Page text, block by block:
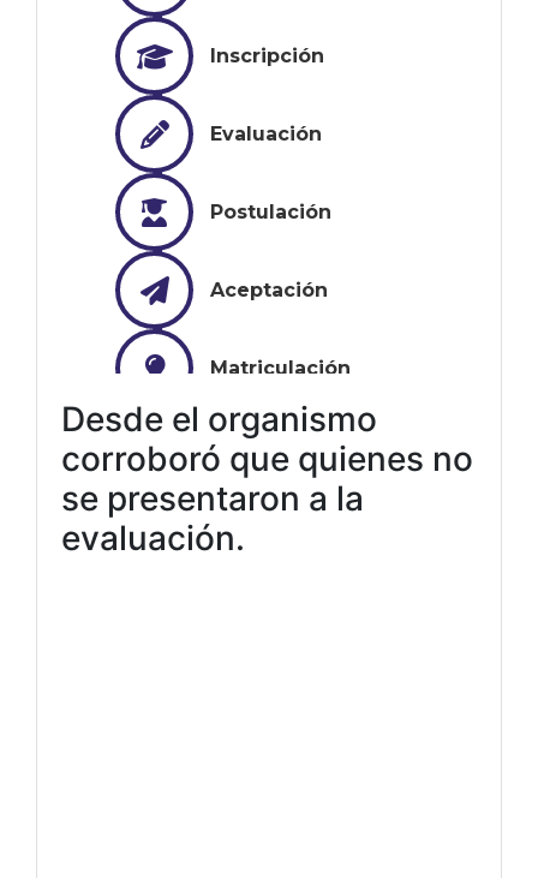
Desde el organismo
corroboró que quienes no
se presentaron a la
evaluación.